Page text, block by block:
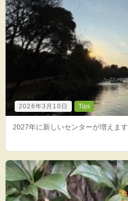
2026年3月10日 Tips
2027年に新しいセンターが増えます